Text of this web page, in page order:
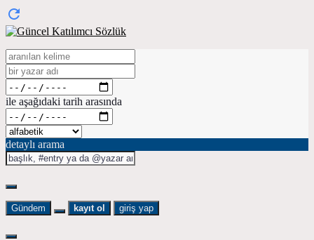
ile aşağıdaki tarih arasında
detaylı arama
Gündem kayıt ol giriş yap